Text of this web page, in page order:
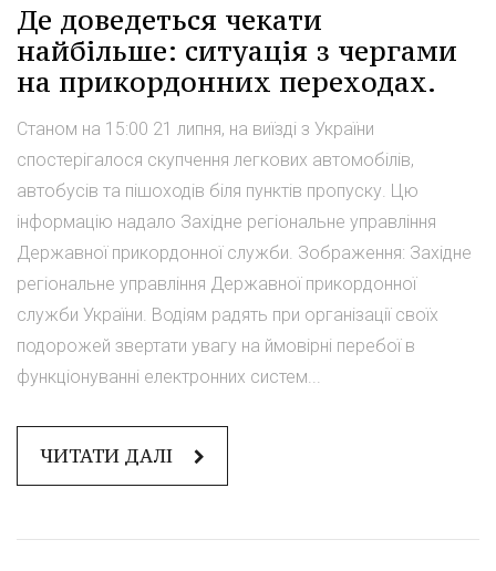
Де доведеться чекати
найбільше: ситуація з чергами
на прикордонних переходах.
Станом на 15:00 21 липня, на виїзді з України
спостерігалося скупчення легкових автомобілів,
автобусів та пішоходів біля пунктів пропуску. Цю
інформацію надало Західне регіональне управління
Державної прикордонної служби. Зображення: Західне
регіональне управління Державної прикордонної
служби України. Водіям радять при організації своїх
подорожей звертати увагу на ймовірні перебої в
функціонуванні електронних систем...
ЧИТАТИ ДАЛІ